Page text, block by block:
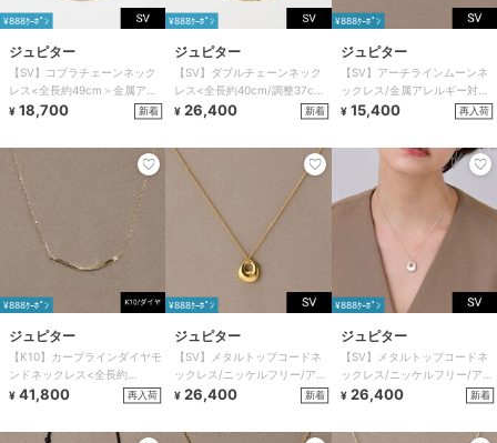
¥888ｸｰﾎﾟﾝ
ジュピター
【SV】コブラチェーンネック
レス<全長約49cm＞金属アレ
ルギー対応
¥ 18,700 新着
¥888ｸｰﾎﾟﾝ
ジュピター
【SV】ダブルチェーンネック
レス<全長約40cm/調整37cm
＞金属アレルギー対応
¥ 26,400 新着
¥888ｸｰﾎﾟﾝ
ジュピター
【SV】アーチラインムーンネ
ックレス/金属アレルギー対応<
全長約40cm(調整37cm)>
¥ 15,400 再入荷
¥888ｸｰﾎﾟﾝ
ジュピター
【K10】カーブラインダイヤモ
ンドネックレス<全長約
40cm(調節した時の長さ
¥ 41,800 再入荷
¥888ｸｰﾎﾟﾝ
ジュピター
【SV】メタルトップコードネ
ックレス/ニッケルフリー/アレ
ルギー対応<全長約40＋5cm>
¥ 26,400 新着
¥888ｸｰﾎﾟﾝ
ジュピター
【SV】メタルトップコードネ
ックレス/ニッケルフリー/アレ
ルギー対応<全長約40＋5cm>
¥ 26,400 新着